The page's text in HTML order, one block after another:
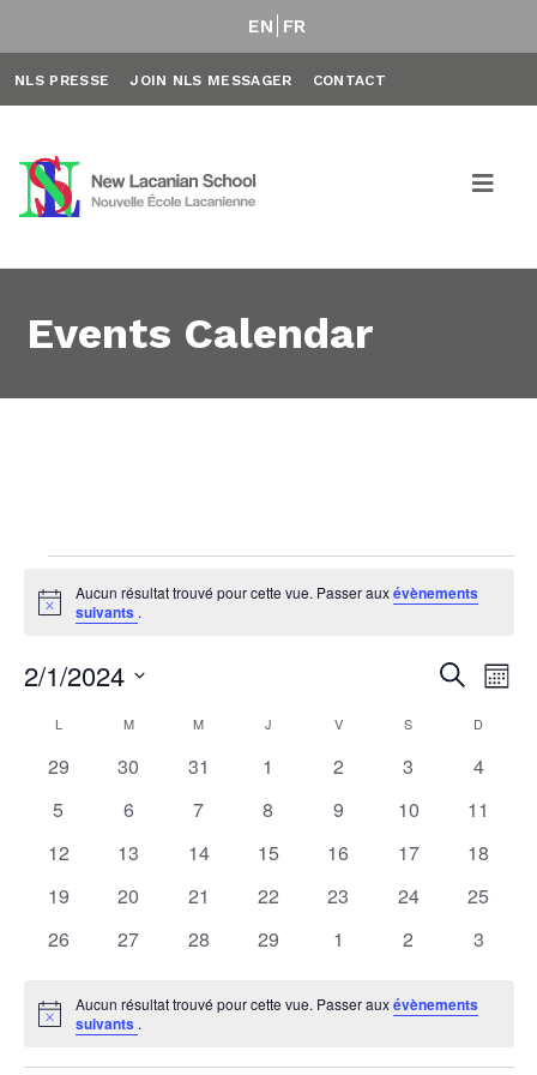
EN FR
NLS PRESSE JOIN NLS MESSAGER CONTACT
Events Calendar
Évènements
Notice
Aucun résultat trouvé pour cette vue. Passer auxévènements
suivants .
et
de
vues
Recherche
Mois
2/1/2024
une
date.
Calendrier
de
Évènements
L MMARDI M MERCREDI
J VVENDREDIS D
0
29
0
30
0
31
0
1
0
2
0
3
0
4
0
5
0
6
0
7
0
8
0
9
0
10
0
11
0
12
0
13
0
14
0
15
0
16
0
17
0
18
0
19
0
20
0
21
0
22
0
23
0
24
0
25
0
26
0
27
0
28
0
29
0
1
0
2
0
3
Notice
Aucun résultat trouvé pour cette vue. Passer auxévènements
suivants .